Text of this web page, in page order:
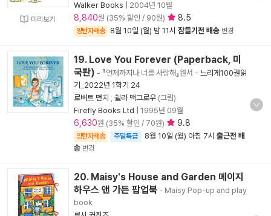
미리보기
Walker Books
2004년 10월
8,840원 (35% 할인 / 90원) 8.5
양탄자배송 8월 10일 (월) 밤 11시 잠들기전 배송 변경
19. Love You Forever (Paperback, 미
국판) - 『언제까지나 너를 사랑해』원서 - 느리게100권읽
기_2022년 1학기 24
로버트 먼치
쉴라 맥그로우 (그림)
Firefly Books Ltd
1995년 09월
6,630원 (35% 할인 / 70원) 9.8
양탄자배송 주말특급 8월 10일 (월) 아침 7시 출근전 배
송 변경
20. Maisy's House and Garden 메이지
하우스 앤 가든 팝업북 - Maisy Pop-up and play
book